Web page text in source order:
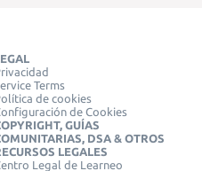
Terms
de cookies
de Cookies
GUÍAS
DSA & OTROS
LEGALES
Legal de Learneo